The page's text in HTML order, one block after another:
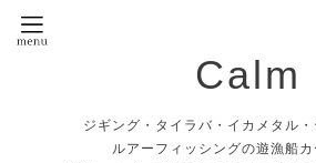
Calm
ジギング・タイラバ・イカメタル
ルアーフィッシングの遊漁船カ